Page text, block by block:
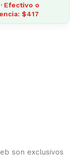
Efectivo o
$417
son exclusivos